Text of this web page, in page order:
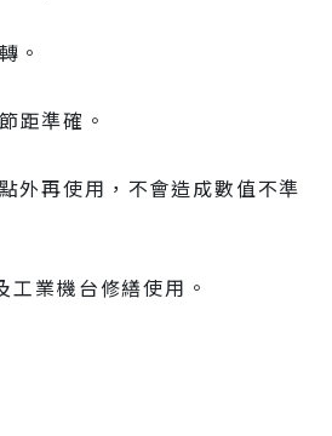
。
距準確。
外再使用，不會造成數值不準
工業機台修繕使用。